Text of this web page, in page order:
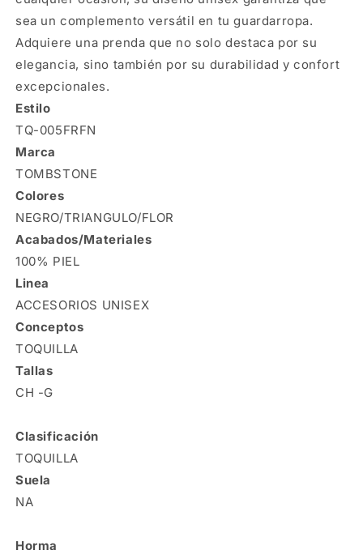
sea un complemento versátil en tu guardarropa.
Adquiere una prenda que no solo destaca por su
elegancia, sino también por su durabilidad y confort
excepcionales.
Estilo
TQ-005FRFN
Marca
TOMBSTONE
Colores
NEGRO/TRIANGULO/FLOR
Acabados/Materiales
100% PIEL
Linea
ACCESORIOS UNISEX
Conceptos
TOQUILLA
Tallas
CH -G
Clasificación
TOQUILLA
Suela
NA
Horma